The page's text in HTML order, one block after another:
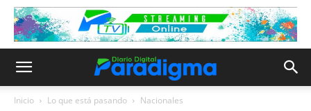
Inicio Lo que está pasando Nacionales